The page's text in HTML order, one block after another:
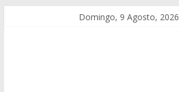
Domingo, 9 Agosto, 2026